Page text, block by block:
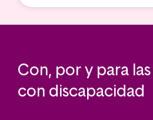
Con, por y para
con discapacidad